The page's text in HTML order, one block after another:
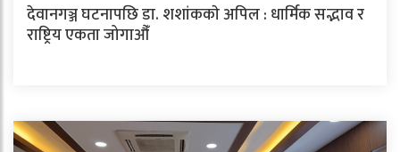
देवानगञ्ज घटनापछि डा. शशांककाे अपिल : धार्मिक सद्भाव र
राष्ट्रिय एकता जोगाऔँ